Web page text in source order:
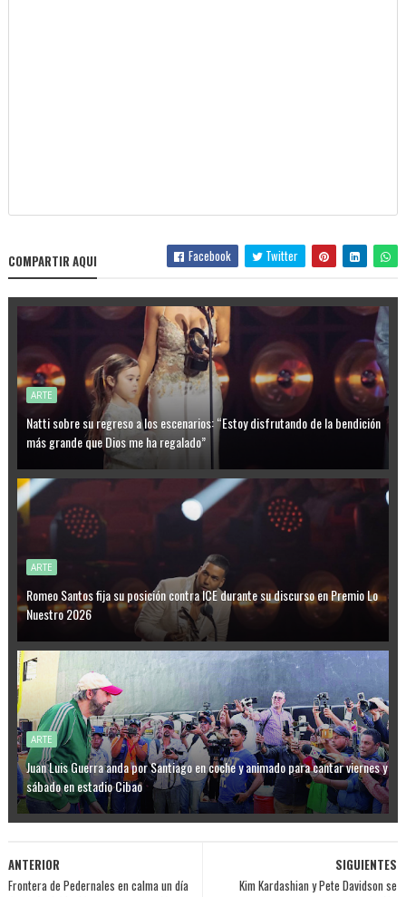
COMPARTIR AQUI Facebook Twitter
ARTE
Natti sobre su regreso a los escenarios: “Estoy disfrutando de la bendición
más grande que Dios me ha regalado”
ARTE
Romeo Santos fija su posición contra ICE durante su discurso en Premio Lo
Nuestro 2026
ARTE
Juan Luis Guerra anda por Santiago en coche y animado para cantar viernes y
sábado en estadio Cibao
SIGUIENTES
Kim Kardashian y Pete Davidson se
ANTERIOR
Frontera de Pedernales en calma un día